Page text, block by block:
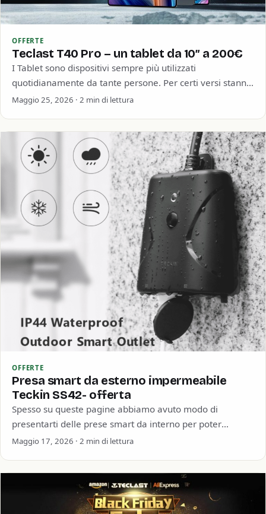
OFFERTE
Teclast T40 Pro – un tablet da 10″ a 200€
I Tablet sono dispositivi sempre più utilizzati
quotidianamente da tante persone. Per certi versi stanno
prendendo il posto dei vecchi ed economici…
Maggio 25, 2026 · 2 min di lettura
OFFERTE
Presa smart da esterno impermeabile
Teckin SS42- offerta
Spesso su queste pagine abbiamo avuto modo di
presentarti delle prese smart da interno per poter
accendere o spegnere dispositivi da remoto.…
Maggio 17, 2026 · 2 min di lettura